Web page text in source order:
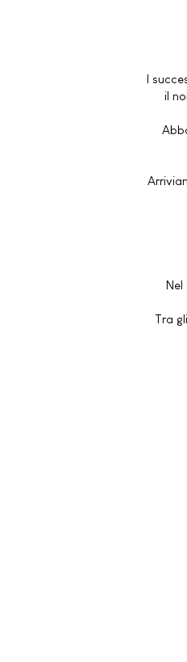
I
il
Nel
Tra